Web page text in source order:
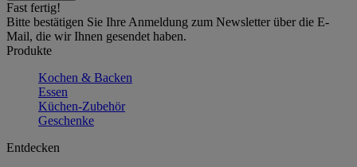
Fast fertig!
Bitte bestätigen Sie Ihre Anmeldung zum Newsletter über die E-
Mail, die wir Ihnen gesendet haben.
Produkte
Kochen & Backen
Essen
Küchen-Zubehör
Geschenke
Entdecken